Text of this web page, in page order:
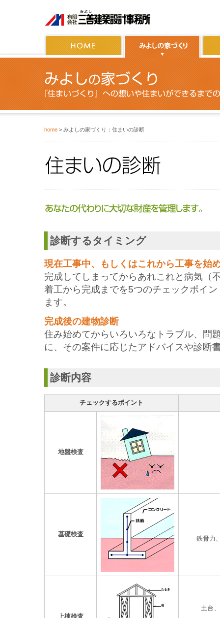
home > みよしの家づくり：住まいの診断
診断するタイミング
現在工事中、もしくはこれから工事を始
完成してしまってからあれこれと病気（
着工から完成までを5つのチェックポイ
ます。
完成後の建物診断
住み始めてからいろいろなトラブル、問
に、その案件に応じたアドバイスや診断
診断内容
チェックするポイント
地盤検査
基礎検査
鉄骨力
上棟検査
土台